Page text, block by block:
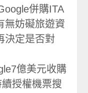
併購ITA
無妨礙旅遊資
決定是否對
億美元收購
授權機票搜